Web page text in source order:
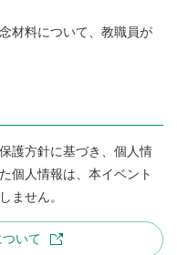
材料について、教職員が
護方針に基づき、個人情
個人情報は、本イベント
ません。
いて